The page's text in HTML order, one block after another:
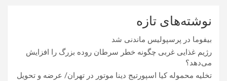
نوشته‌های تازه
بیفوما در پرسپولیس ماندنی شد
رژیم غذایی غربی چگونه خطر سرطان روده بزرگ را افزایش
می‌دهد؟
تخلیه محموله کیا اسپورتیج دینا موتور در تهران/ عرضه و تحویل